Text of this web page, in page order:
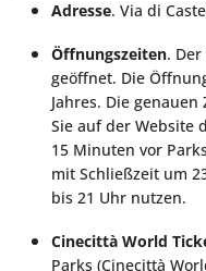
Adresse. Via di
Öffnungszeiten.
geöffnet. Die
Jahres. Die
Sie auf der Website
15 Minuten vor
mit Schließzeit um
bis 21 Uhr nutzen.
Cinecittà World
Parks (Cinecittà